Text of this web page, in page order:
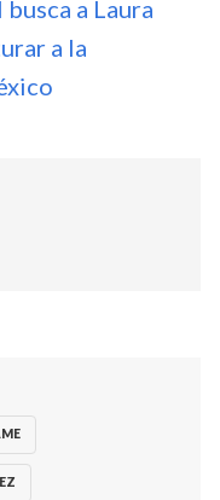
a Laura
a la